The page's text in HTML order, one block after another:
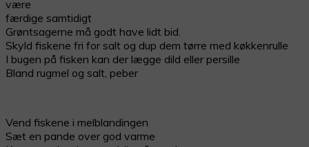
være
færdige samtidigt
Grøntsagerne må godt have lidt bid.
Skyld fiskene fri for salt og dup dem tørre med køkkenrulle
I bugen på fisken kan der lægge dild eller persille
Bland rugmel og salt, peber
Vend fiskene i melblandingen
Sæt en pande over god varme